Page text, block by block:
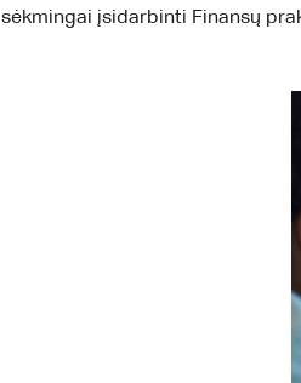
sėkmingai įsidarbinti Finansų